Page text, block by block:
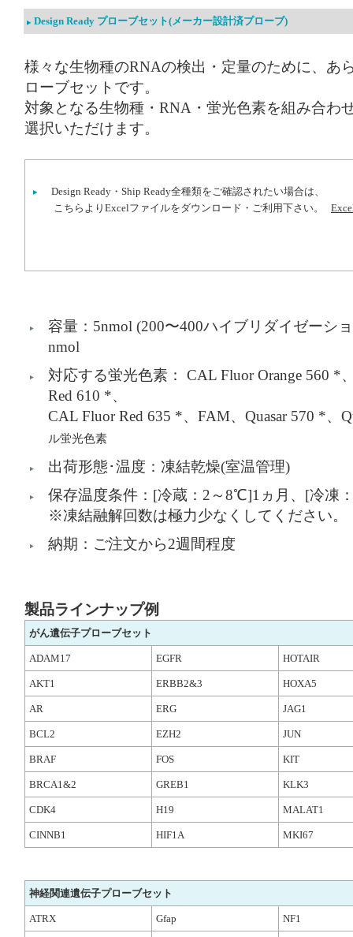
Design Ready プローブセット(メーカー設計済プローブ)
様々な生物種のRNAの検出・定量のために、あ
ローブセットです。
対象となる生物種・RNA・蛍光色素を組み合わ
選択いただけます。
Design Ready・Ship Ready全種類をご確認されたい場合は、
こちらよりExcelファイルをダウンロード・ご利用下さい。
容量：5nmol (200〜400ハイブリダイゼーシ
nmol
対応する蛍光⾊素： CAL Fluor Orange 560 *
Red 610 *、
CAL Fluor Red 635 *、FAM、Quasar 570 *、
ル蛍光⾊素
出荷形態･温度：凍結乾燥(室温管理)
保存温度条件：[冷蔵：2～8℃]1ヵ月、[冷凍
※凍結融解回数は極力少なくしてください。
納期：ご注文から2週間程度
製品ラインナップ例
がん遺伝子プローブセット
ADAM17 EGFR HOTAIR
AKT1 ERBB2&3 HOXA5
AR ERG JAG1
BCL2 EZH2 JUN
BRAF FOS KIT
BRCA1&2 GREB1 KLK3
CDK4 H19 MALAT1
CINNB1 HIF1A MKI67
神経関連遺伝子プローブセット
ATRX Gfap NF1